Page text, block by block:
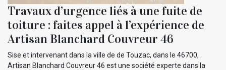
Travaux d’urgence liés à une fuite de
toiture : faites appel à l’expérience de
Artisan Blanchard Couvreur 46
Sise et intervenant dans la ville de de Touzac, dans le 46700,
Artisan Blanchard Couvreur 46 est une société experte dans la